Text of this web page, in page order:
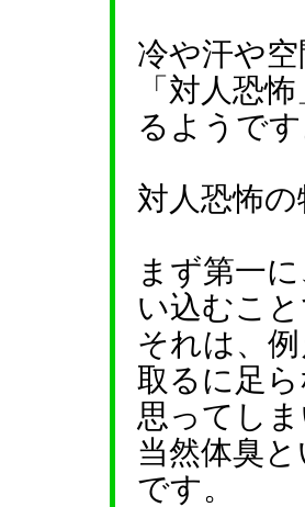
冷や汗や
「対人恐
るようです
対人恐怖
まず第一
い込むこと
それは、
取るに足
思ってしま
当然体臭
です。